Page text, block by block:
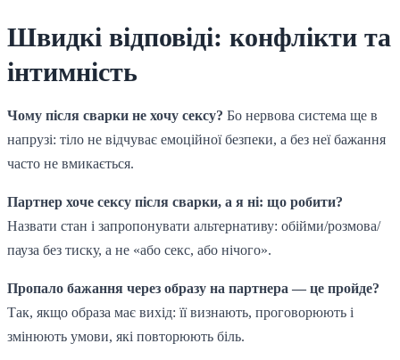
Швидкі відповіді: конфлікти та
інтимність
Чому після сварки не хочу сексу? Бо нервова система ще в
напрузі: тіло не відчуває емоційної безпеки, а без неї бажання
часто не вмикається.
Партнер хоче сексу після сварки, а я ні: що робити?
Назвати стан і запропонувати альтернативу: обійми/розмова/
пауза без тиску, а не «або секс, або нічого».
Пропало бажання через образу на партнера — це пройде?
Так, якщо образа має вихід: її визнають, проговорюють і
змінюють умови, які повторюють біль.